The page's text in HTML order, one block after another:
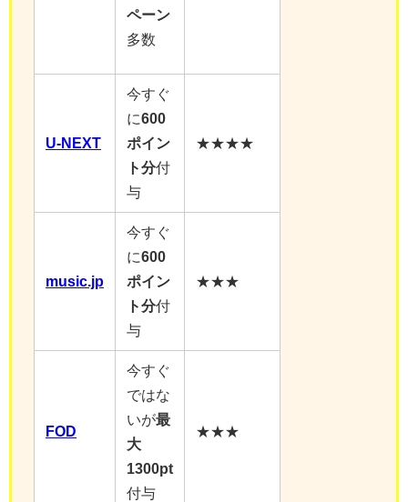
ペーン
多数
U-NEXT
今すぐ
に600
ポイン
ト分付
与
★★★★
music.jp
今すぐ
に600
ポイン
ト分付
与
★★★
FOD
今すぐ
ではな
いが最
大
1300pt
付与
★★★